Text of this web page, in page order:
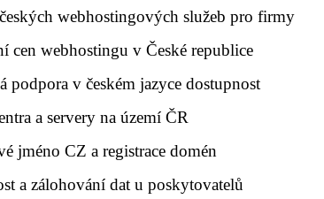
webhostingových služeb pro firmy
cen webhostingu v České republice
podpora v českém jazyce dostupnost
a servery na území ČR
jméno CZ a registrace domén
a zálohování dat u poskytovatelů